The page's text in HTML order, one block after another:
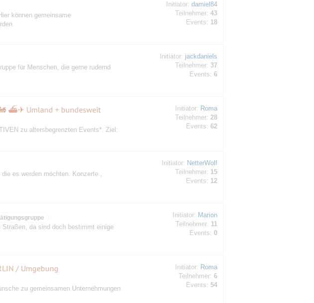
können gemeinsame
Initiator: damiel84
Teilnehmer: 43
Events: 18
für Menschen, die gerne rudernd
Initiator: jackdaniels
Teilnehmer: 37
Events: 6
⛴✈ Umland + bundesweit
zu altersbegrenzten Events*. Ziel:
Initiator: Roma
Teilnehmer: 28
Events: 62
es werden möchten. Konzerte ,
Initiator: NetterWolf
Teilnehmer: 15
Events: 12
da sind doch bestimmt einige
Initiator: Marion
Teilnehmer: 11
Events: 0
/ Umgebung
zu gemeinsamen Unternehmungen
Initiator: Roma
Teilnehmer: 6
Events: 54